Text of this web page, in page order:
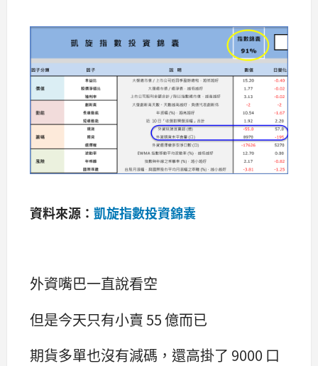
資料來源： 凱旋指數投資錦囊
外資嘴巴一直說看空
但是今天只有小賣 55 億而已
期貨多單也沒有減碼，還高掛了 9000 口